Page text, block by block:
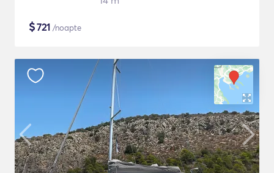
$721 /noapte